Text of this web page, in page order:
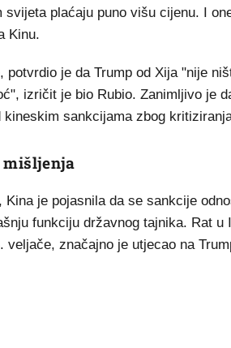
svijeta plaćaju puno višu cijenu. I
Kinu.
potvrdio je da Trump od Xija "nije
izričit je bio Rubio. Zanimljivo je
kineskim sankcijama zbog
mišljenja
Kina je pojasnila da se sankcije
funkciju državnog tajnika. Rat
veljače, značajno je utjecao na